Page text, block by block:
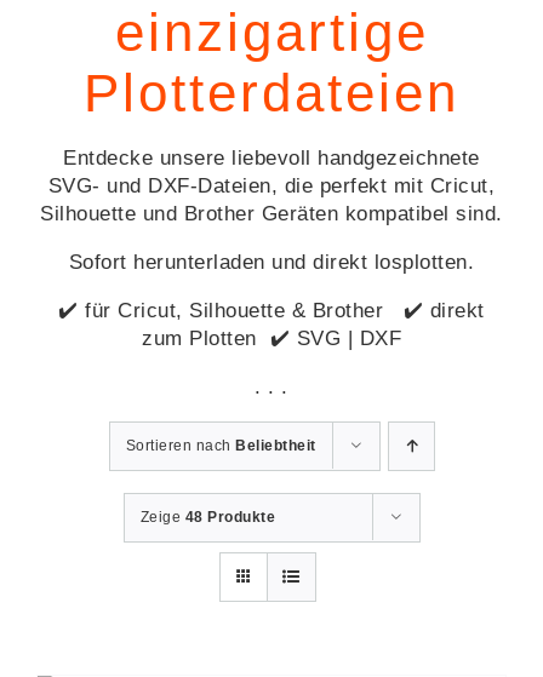
einzigartige
Plotterdateien
Entdecke unsere liebevoll handgezeichnete
SVG- und DXF-Dateien, die perfekt mit Cricut,
Silhouette und Brother Geräten kompatibel sind.
Sofort herunterladen und direkt losplotten.
✔️ für Cricut, Silhouette & Brother ✔️ direkt
zum Plotten ✔️ SVG | DXF
. . .
Sortieren nach Beliebtheit
Zeige 48 Produkte